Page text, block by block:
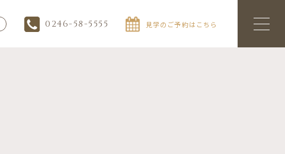
0246-58-5555 見学のご予約はこちら